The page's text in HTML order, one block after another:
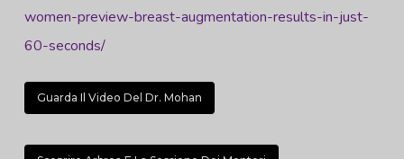
women-preview-breast-augmentation-results-in-just-
60-seconds/
Guarda Il Video Del Dr. Mohan